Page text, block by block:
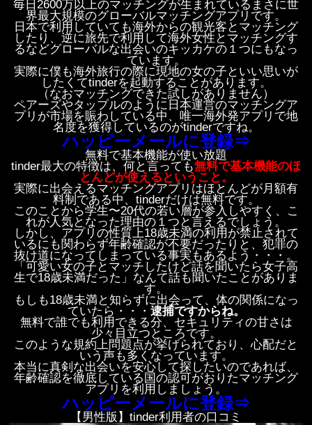
毎日2600万以上のマッチングが生まれているまさに世
界最大規模のグローバルマッチングアプリです。
日本で利用していても海外からの観光客とマッチング
したり、逆に旅先で利用して海外女性とマッチングす
るなどグローバルな出会いのキッカケの１つにもなっ
ています。
実際に僕も海外旅行の際に現地の女の子といい思いが
したくてtinderを起動することがあります。
（なおマッチングできた試しがありません）
ペアーズやタップルのように日本運営のマッチングア
プリが市場を賑わしている中、唯一海外発アプリで地
名度を獲得しているのがtinderですね。
ハッピーメールに登録⇒
無料で基本機能が使い放題
tinder最大の特徴は、何と言っても無料で基本機能のほ
とんどが使えるということ。
実際に出会えるマッチングアプリはほとんどが月額有
料制である中、tinderだけは無料です。
このことから学生〜20代の若い層が参入しやすく、こ
れが人気となった理由の１つと言えるでしょう。
しかし、アプリの性質上18歳未満の利用が禁止されて
いるにも関わらず年齢確認が不要だったりと、犯罪の
抜け道になってしまっている事実もあるよう・・・。
「可愛い女の子とマッチしたけど話を聞いたら女子高
生で18歳未満だった」なんて話も聞いたことがありま
す。
もしも18歳未満と知らずに出会って、体の関係になっ
ていたら・・・ 逮捕ですからね。
無料で誰でも利用できる分、セキュリティの甘さは
少々目立つところです。
このような規約上問題点が挙げられており、心配だと
いう声も多くなっています。
本当に真剣な出会いを安心して探したいのであれば、
年齢確認を徹底している国の認可がおりたマッチング
アプリを利用しましょう。
ハッピーメールに登録⇒
【男性版】tinder利用者の口コミ